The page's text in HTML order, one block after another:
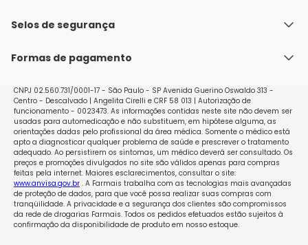
Nossas lojas
Política de Envio
Políticas de Trocas e Devoluções
Selos de segurança
Formas de pagamento
CNPJ 02.560.731/0001-17 - São Paulo - SP Avenida Guerino Oswaldo 313 -
Centro - Descalvado | Angelita Cirelli e CRF 58 013 | Autorização de
funcionamento - 0023473. As informações contidas neste site não devem ser
usadas para automedicação e não substituem, em hipótese alguma, as
orientações dadas pelo profissional da área médica. Somente o médico está
apto a diagnosticar qualquer problema de saúde e prescrever o tratamento
adequado. Ao persistirem os sintomas, um médico deverá ser consultado. Os
preços e promoções divulgados no site são válidos apenas para compras
feitas pela internet. Maiores esclarecimentos, consultar o site:
www.anvisa.gov.br. A Farmais trabalha com as tecnologias mais avançadas
de proteção de dados, para que você possa realizar suas compras com
tranqüilidade. A privacidade e a segurança dos clientes são compromissos
da rede de drogarias Farmais. Todos os pedidos efetuados estão sujeitos à
confirmação da disponibilidade de produto em nosso estoque.